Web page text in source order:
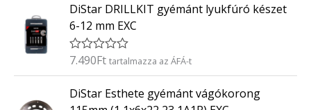
é
k
e
l
s
:
/
5
DiStar DRILLKIT gyémánt lyukfúró készet
6-12 mm EXC
É
é
k
7.490Ft tartalmazza az ÁFÁ-t
DiStar Esthete gyémánt vágókorong